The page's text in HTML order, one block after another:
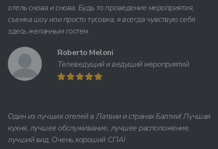
отель снова и снова. Будь то проведение мероприятия,
съемка шоу или просто тусовка, я всегда чувствую себя
здесь желанным гостем.
Roberto Meloni
Телеведущий и ведущий мероприятий
Один из лучших отелей в Латвии и странах Балтии! Лучшая
кухня, лучшее обслуживание, лучшее расположение,
лучший вид. Очень хороший СПА!